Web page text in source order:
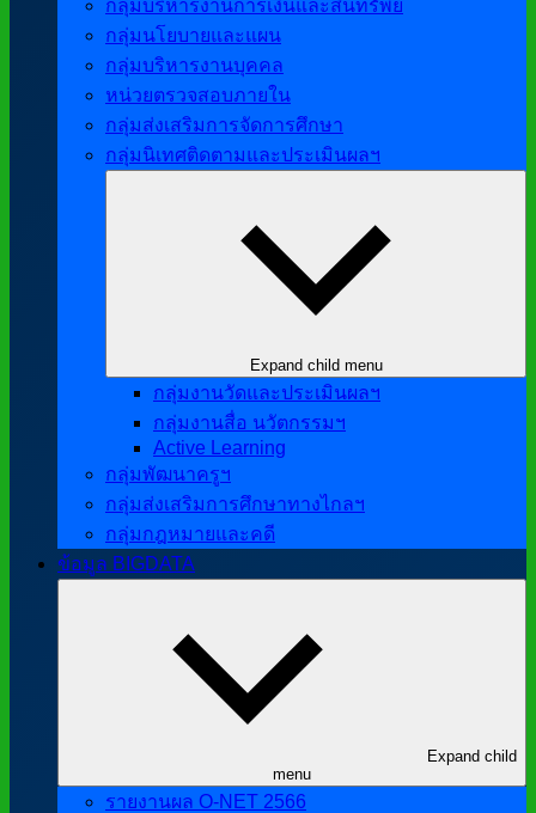
กลุ่มบริหารงานการเงินและสินทรัพย์
กลุ่มนโยบายและแผน
กลุ่มบริหารงานบุคคล
หน่วยตรวจสอบภายใน
กลุ่มส่งเสริมการจัดการศึกษา
กลุ่มนิเทศติดตามและประเมินผลฯ
Expand child menu
กลุ่มงานวัดและประเมินผลฯ
กลุ่มงานสื่อ นวัตกรรมฯ
Active Learning
กลุ่มพัฒนาครูฯ
กลุ่มส่งเสริมการศึกษาทางไกลฯ
กลุ่มกฎหมายและคดี
ข้อมูล BIGDATA
Expand child
menu
รายงานผล O-NET 2566